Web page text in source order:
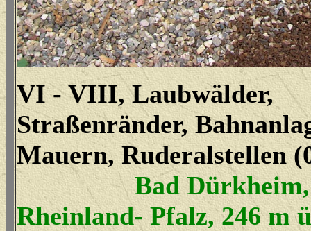
VI - VIII, Laubwälder,
Straßenränder,
Mauern, Ruderalstellen
Bad
Rheinland- Pfalz, 246 m